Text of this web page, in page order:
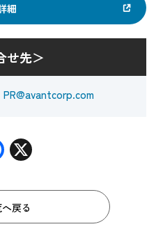
細
せ先＞
PR@avantcorp.com
F
ac
e
b戻る